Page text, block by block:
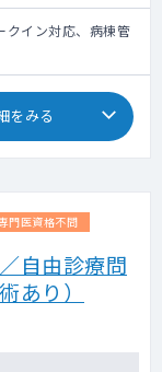
クイン対応、病棟管
をみる
門医資格不問
自由診療問
あり）